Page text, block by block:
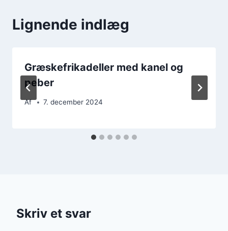
Lignende indlæg
Græskefrikadeller med kanel og
peber
Af 7. december 2024
Skriv et svar